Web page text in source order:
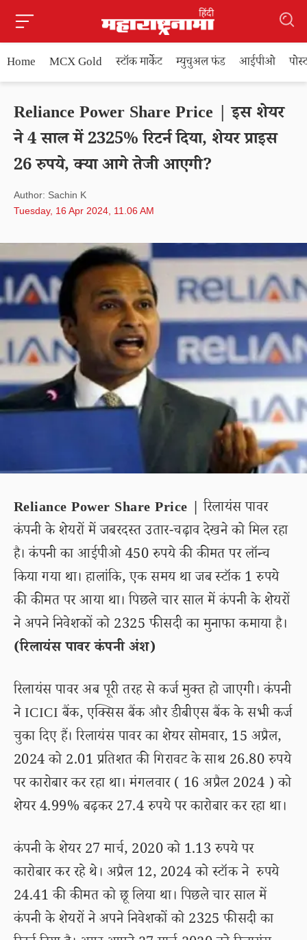
Home MCX Gold स्टॉक मार्केट म्युचुअल फंड आईपीओ
Reliance Power Share Price | इस शेयर
ने 4 साल में 2325% रिटर्न दिया, शेयर प्राइस
26 रुपये, क्या आगे तेजी आएगी?
Author: Sachin K
Tuesday, 16 Apr 2024, 11.06 AM
Reliance Power Share Price | रिलायंस पावर
कंपनी के शेयरों में जबरदस्त उतार-चढ़ाव देखने को मिल रहा
है। कंपनी का आईपीओ 450 रुपये की कीमत पर लॉन्च
किया गया था। हालांकि, एक समय था जब स्टॉक 1 रुपये
की कीमत पर आया था। पिछले चार साल में कंपनी के शेयरों
ने अपने निवेशकों को 2325 फीसदी का मुनाफा कमाया है।
(रिलायंस पावर कंपनी अंश)
रिलायंस पावर अब पूरी तरह से कर्ज मुक्त हो जाएगी। कंपनी
ने ICICI बैंक, एक्सिस बैंक और डीबीएस बैंक के सभी कर्ज
चुका दिए हैं। रिलायंस पावर का शेयर सोमवार, 15 अप्रैल,
2024 को 2.01 प्रतिशत की गिरावट के साथ 26.80 रुपये
पर कारोबार कर रहा था। मंगलवार ( 16 अप्रैल 2024 ) को
शेयर 4.99% बढ़कर 27.4 रुपये पर कारोबार कर रहा था।
कंपनी के शेयर 27 मार्च, 2020 को 1.13 रुपये पर
कारोबार कर रहे थे। अप्रैल 12, 2024 को स्टॉक ने रुपये
24.41 की कीमत को छू लिया था। पिछले चार साल में
कंपनी के शेयरों ने अपने निवेशकों को 2325 फीसदी का